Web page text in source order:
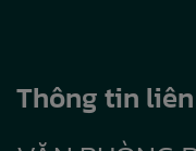
Thông tin